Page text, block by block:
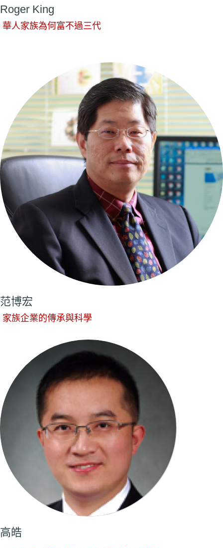
Roger King
華人家族為何富不過三代
范博宏
家族企業的傳承與科學
高皓